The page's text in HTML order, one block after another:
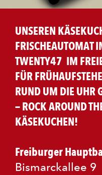
UNSEREN
FRISCHEAUTOMAT
TWENTY47 IM
FÜR
RUND UM DIE UHR
— ROCK AROUND
KÄSEKUCHEN!
Freiburger
Bismarckallee 9